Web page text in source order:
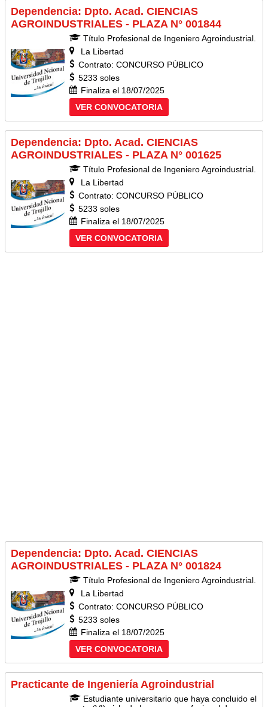
Dependencia: Dpto. Acad. CIENCIAS
AGROINDUSTRIALES - PLAZA N° 001844
Título Profesional de Ingeniero Agroindustrial.
La Libertad
Contrato: CONCURSO PÚBLICO
5233 soles
Finaliza el 18/07/2025
VER CONVOCATORIA
Dependencia: Dpto. Acad. CIENCIAS
AGROINDUSTRIALES - PLAZA N° 001625
Título Profesional de Ingeniero Agroindustrial.
La Libertad
Contrato: CONCURSO PÚBLICO
5233 soles
Finaliza el 18/07/2025
VER CONVOCATORIA
Dependencia: Dpto. Acad. CIENCIAS
AGROINDUSTRIALES - PLAZA N° 001824
Título Profesional de Ingeniero Agroindustrial.
La Libertad
Contrato: CONCURSO PÚBLICO
5233 soles
Finaliza el 18/07/2025
VER CONVOCATORIA
Practicante de Ingeniería Agroindustrial
Estudiante universitario que haya concluido el